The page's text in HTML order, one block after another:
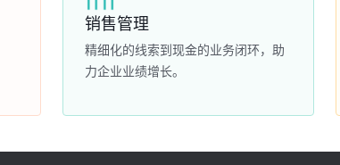
销售管理
精细化的线索到现金的业务闭环，助
力企业业绩增长。